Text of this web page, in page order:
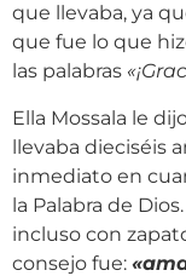
que llevaba, ya
que fue lo que
las palabras
Ella Mossala le
llevaba dieciséis
inmediato en
la Palabra de
incluso con
consejo fue: